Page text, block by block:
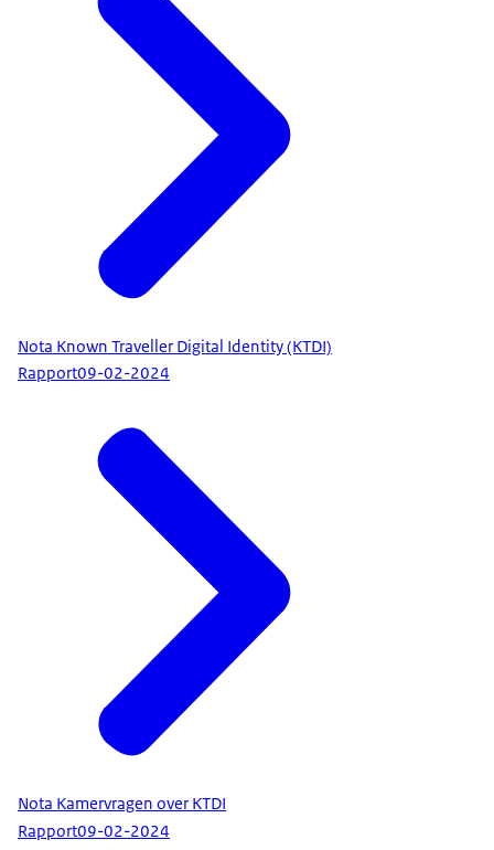
Nota Known Traveller Digital Identity (KTDI)
Rapport09-02-2024
Nota Kamervragen over KTDI
Rapport09-02-2024